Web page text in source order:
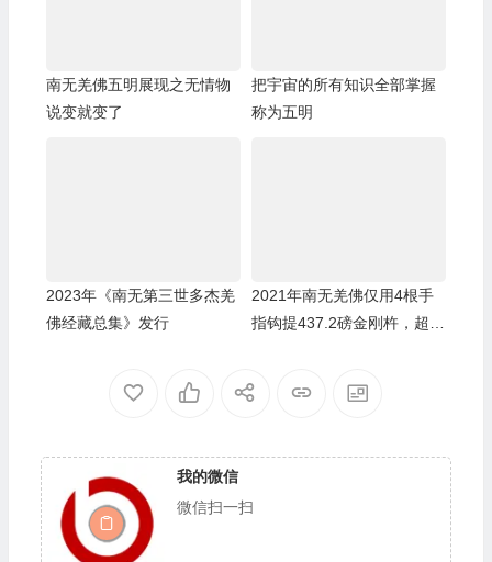
南无羌佛五明展现之无情物
说变就变了
把宇宙的所有知识全部掌握
称为五明
2023年《南无第三世多杰羌
佛经藏总集》发行
2021年南无羌佛仅用4根手
指钩提437.2磅金刚杵，超越
我的微信
微信扫一扫